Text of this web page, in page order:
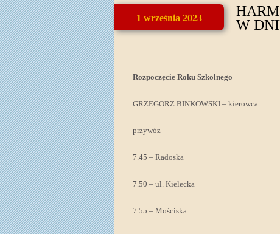
1 września 2023
W
Rozpoczęcie Roku Szkolnego
GRZEGORZ BINKOWSKI – kierowca
przywóz
7.45 – Radoska
7.50 – ul. Kielecka
7.55 – Mościska